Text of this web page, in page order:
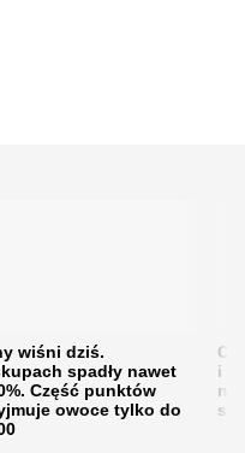
wiśni dziś.
spadły nawet
Część punktów
owoce tylko do
i